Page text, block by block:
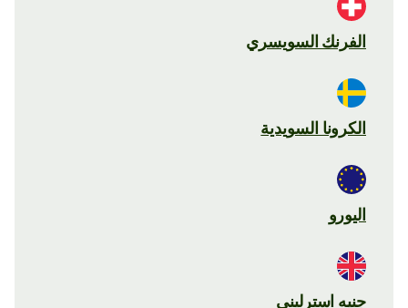
الفرنك السويسري
الكرونا السويدية
اليورو
جنيه استرليني